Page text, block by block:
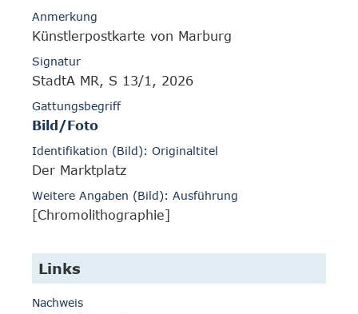
Anmerkung
Künstlerpostkarte von Marburg
Signatur
StadtA MR, S 13/1, 2026
Gattungsbegriff
Bild/Foto
Identifikation (Bild): Originaltitel
Der Marktplatz
Weitere Angaben (Bild): Ausführung
[Chromolithographie]
Links
Nachweis